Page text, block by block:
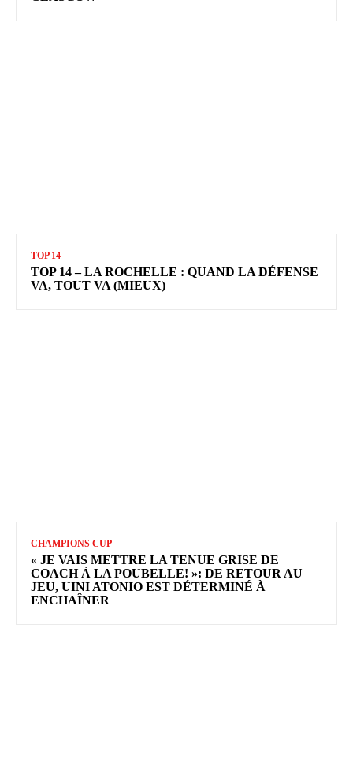
TOP 14
TOP 14 – LA ROCHELLE : QUAND LA DÉFENSE
VA, TOUT VA (MIEUX)
CHAMPIONS CUP
« JE VAIS METTRE LA TENUE GRISE DE
COACH À LA POUBELLE! »: DE RETOUR AU
JEU, UINI ATONIO EST DÉTERMINÉ À
ENCHAÎNER